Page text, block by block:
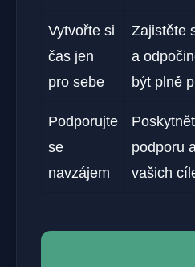
Vytvořte si
čas jen
pro sebe
Zajistěte
a
být plně
Podporujte
se
navzájem
podporu
vašich